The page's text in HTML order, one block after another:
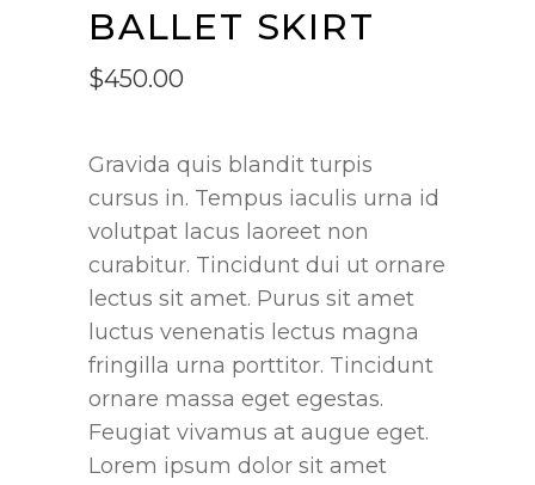
BALLET SKIRT
$450.00
Gravida quis blandit turpis
cursus in. Tempus iaculis urna id
volutpat lacus laoreet non
curabitur. Tincidunt dui ut ornare
lectus sit amet. Purus sit amet
luctus venenatis lectus magna
fringilla urna porttitor. Tincidunt
ornare massa eget egestas.
Feugiat vivamus at augue eget.
Lorem ipsum dolor sit amet